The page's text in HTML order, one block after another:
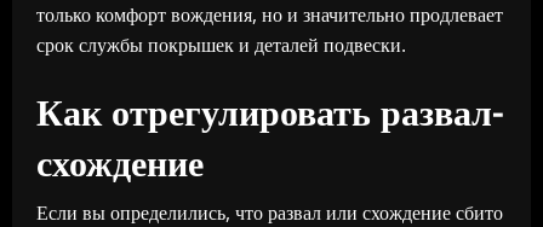
только комфорт вождения, но и значительно продлевает
срок службы покрышек и деталей подвески.
Как отрегулировать развал-
схождение
Если вы определились, что развал или схождение сбито